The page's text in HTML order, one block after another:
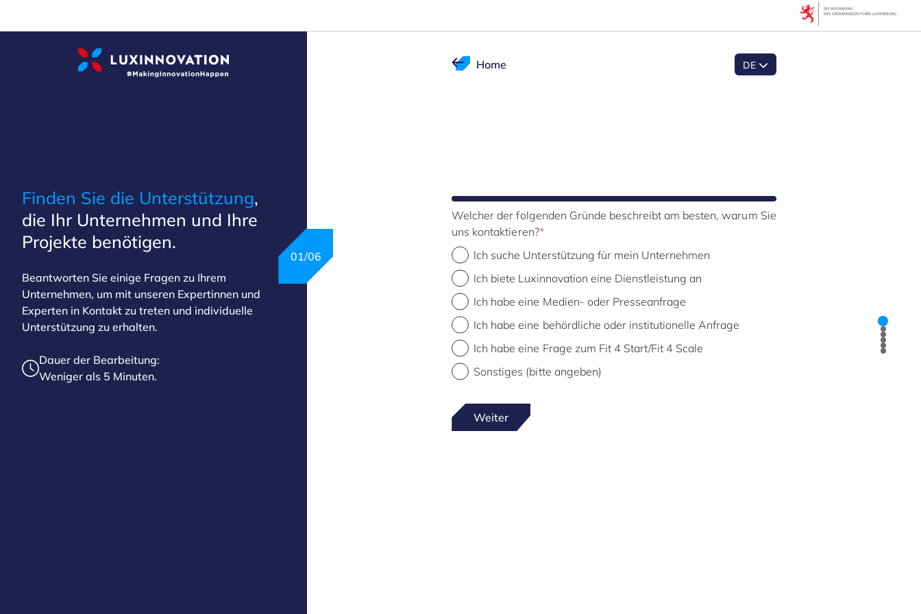
Finden Sie die Unterstützung,
die Ihr Unternehmen und Ihre
Projekte benötigen.
Beantworten Sie einige Fragen zu Ihrem
Unternehmen, um mit unseren Expertinnen und
Experten in Kontakt zu treten und individuelle
Unterstützung zu erhalten.
Dauer der Bearbeitung:
Weniger als 5 Minuten.
01/06
Step 4 of 5
Home DE
Welcher der folgenden Gründe beschreibt am besten, warum Sie
uns kontaktieren?
Ich suche Unterstützung für mein Unternehmen
Ich biete Luxinnovation eine Dienstleistung an
Ich habe eine Medien- oder Presseanfrage
Ich habe eine behördliche oder institutionelle Anfrage
Ich habe eine Frage zum Fit 4 Start/Fit 4 Scale
Sonstiges (bitte angeben)
Weiter